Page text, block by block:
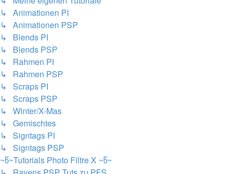
↳ Animationen PI
↳ Animationen PSP
↳ Blends PI
↳ Blends PSP
↳ Rahmen PI
↳ Rahmen PSP
↳ Scraps PI
↳ Scraps PSP
↳ Winter/X-Mas
↳ Gemischtes
↳ Signtags PI
↳ Signtags PSP
~წ~Tutorials Photo Filtre X ~წ~